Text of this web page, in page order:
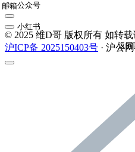
公众号
邮箱
小红书
© 2025 维D哥 版权所有 如转
沪ICP备 2025150403号 · 沪公返回